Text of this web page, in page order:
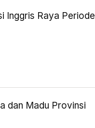
Inggris Raya Periode
dan Madu Provinsi